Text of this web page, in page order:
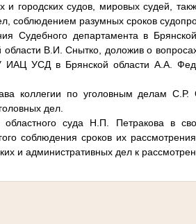
и городских судов, мировых судей,
соблюдением разумных сроков
Судебного департамента в
В.И. Снытко, доложив о
УСД в Брянской области А.А.
коллегии по уголовным делам
дел.
областного суда Н.П. Петракова в
соблюдения сроков их
и административных дел к